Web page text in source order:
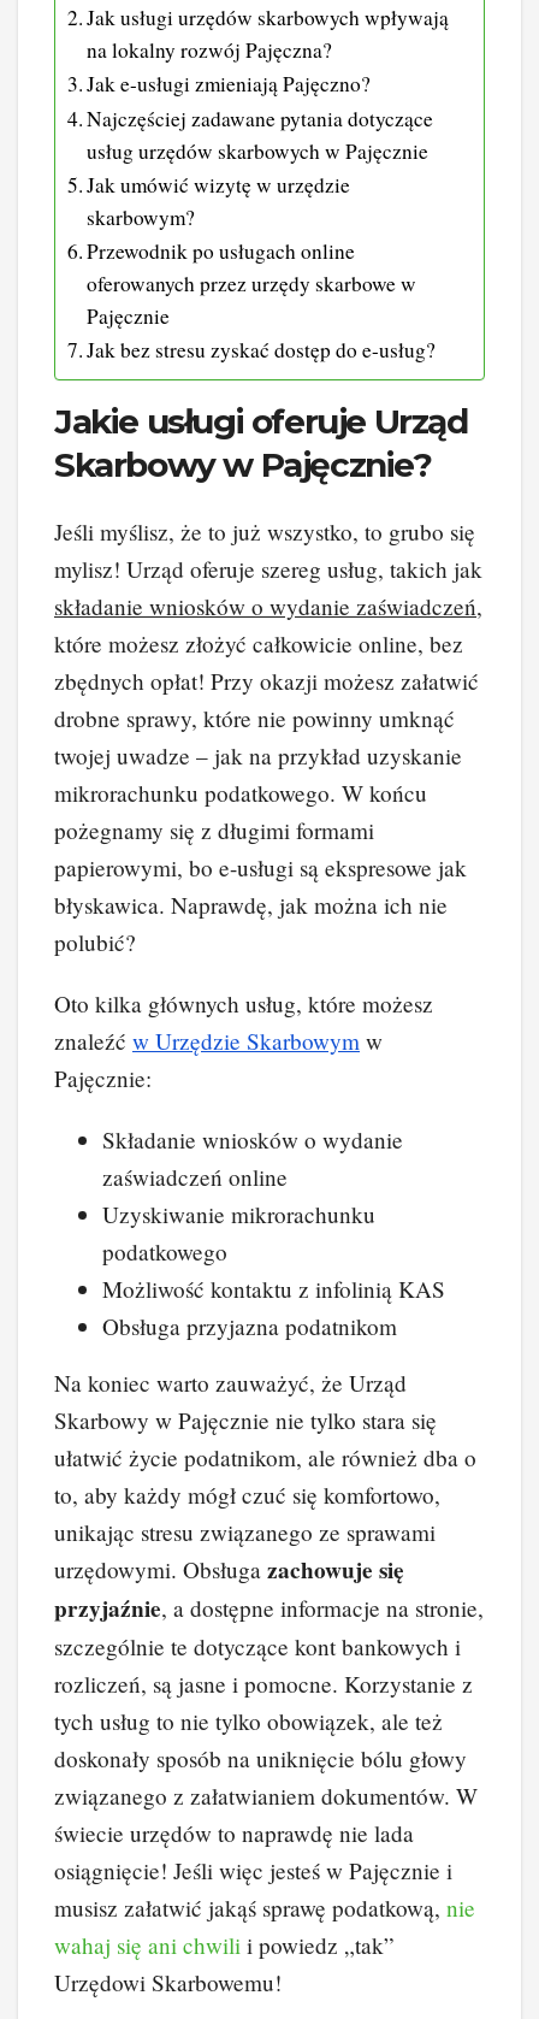
Jak usługi urzędów skarbowych wpływają
na lokalny rozwój Pajęczna?
Jak e-usługi zmieniają Pajęczno?
Najczęściej zadawane pytania dotyczące
usług urzędów skarbowych w Pajęcznie
Jak umówić wizytę w urzędzie
skarbowym?
Przewodnik po usługach online
oferowanych przez urzędy skarbowe w
Pajęcznie
Jak bez stresu zyskać dostęp do e-usług?
Jakie usługi oferuje Urząd
Skarbowy w Pajęcznie?
Jeśli myślisz, że to już wszystko, to grubo się
mylisz! Urząd oferuje szereg usług, takich jak
składanie wniosków o wydanie zaświadczeń,
które możesz złożyć całkowicie online, bez
zbędnych opłat! Przy okazji możesz załatwić
drobne sprawy, które nie powinny umknąć
twojej uwadze – jak na przykład uzyskanie
mikrorachunku podatkowego. W końcu
pożegnamy się z długimi formami
papierowymi, bo e-usługi są ekspresowe jak
błyskawica. Naprawdę, jak można ich nie
polubić?
Oto kilka głównych usług, które możesz
znaleźć w Urzędzie Skarbowym w
Pajęcznie:
Składanie wniosków o wydanie
zaświadczeń online
Uzyskiwanie mikrorachunku
podatkowego
Możliwość kontaktu z infolinią KAS
Obsługa przyjazna podatnikom
Na koniec warto zauważyć, że Urząd
Skarbowy w Pajęcznie nie tylko stara się
ułatwić życie podatnikom, ale również dba o
to, aby każdy mógł czuć się komfortowo,
unikając stresu związanego ze sprawami
urzędowymi. Obsługa zachowuje się
przyjaźnie, a dostępne informacje na stronie,
szczególnie te dotyczące kont bankowych i
rozliczeń, są jasne i pomocne. Korzystanie z
tych usług to nie tylko obowiązek, ale też
doskonały sposób na uniknięcie bólu głowy
związanego z załatwianiem dokumentów. W
świecie urzędów to naprawdę nie lada
osiągnięcie! Jeśli więc jesteś w Pajęcznie i
musisz załatwić jakąś sprawę podatkową, nie
wahaj się ani chwili i powiedz „tak”
Urzędowi Skarbowemu!